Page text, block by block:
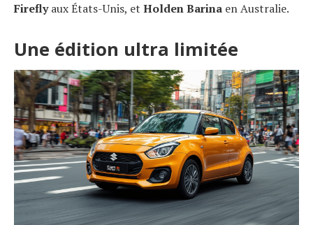
Fireflyaux États-Unis, et Holden Barina en Australie.
Une édition ultra limitée